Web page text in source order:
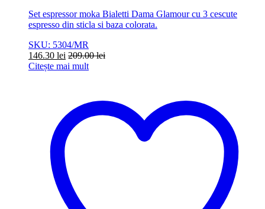
Set espressor moka Bialetti Dama Glamour cu 3 cescute
espresso din sticla si baza colorata.
SKU: 5304/MR
146.30 lei 209.00lei
Citește mai mult